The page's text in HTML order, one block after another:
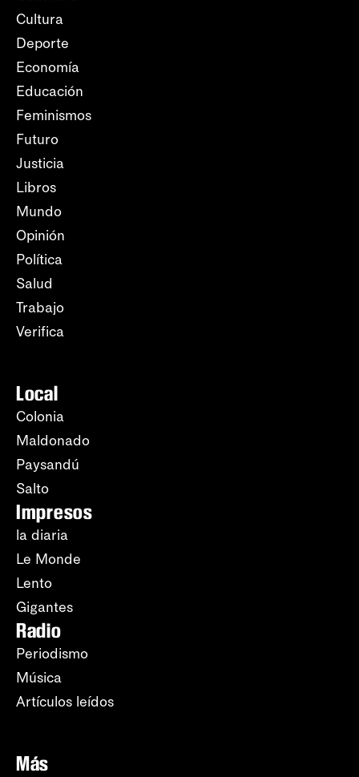
Cultura
Deporte
Economía
Educación
Feminismos
Futuro
Justicia
Libros
Mundo
Opinión
Política
Salud
Trabajo
Verifica
Local
Colonia
Maldonado
Paysandú
Salto
Impresos
la diaria
Le Monde
Lento
Gigantes
Radio
Periodismo
Música
Artículos leídos
Más